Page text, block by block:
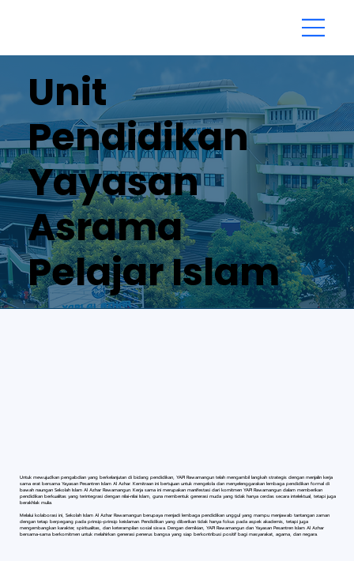
Unit
Pendidikan
Yayasan
Asrama
Pelajar Islam
Untuk mewujudkan pengabdian yang berkelanjutan di bidang pendidikan, YAPI Rawamangun telah mengambil langkah strategis dengan menjalin kerja
sama erat bersama Yayasan Pesantren Islam Al Azhar. Kemitraan ini bertujuan untuk mengelola dan menyelenggarakan lembaga pendidikan formal di
bawah naungan Sekolah Islam Al Azhar Rawamangun. Kerja sama ini merupakan manifestasi dari komitmen YAPI Rawamangun dalam memberikan
pendidikan berkualitas yang terintegrasi dengan nilai-nilai Islam, guna membentuk generasi muda yang tidak hanya cerdas secara intelektual, tetapi juga
berakhlak mulia.
Melalui kolaborasi ini, Sekolah Islam Al Azhar Rawamangun berupaya menjadi lembaga pendidikan unggul yang mampu menjawab tantangan zaman
dengan tetap berpegang pada prinsip-prinsip keislaman. Pendidikan yang diberikan tidak hanya fokus pada aspek akademis, tetapi juga
mengembangkan karakter, spiritualitas, dan keterampilan sosial siswa. Dengan demikian, YAPI Rawamangun dan Yayasan Pesantren Islam Al Azhar
bersama-sama berkomitmen untuk melahirkan generasi penerus bangsa yang siap berkontribusi positif bagi masyarakat, agama, dan negara.